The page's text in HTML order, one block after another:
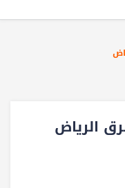
الرياض